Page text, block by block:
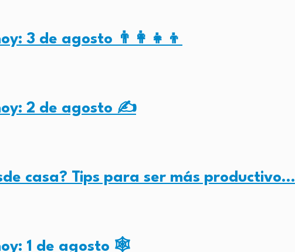
3 de agosto 👨‍👩‍👧‍👦
2 de agosto ✍️
casa? Tips para ser más productivo…
1 de agosto 🕸️